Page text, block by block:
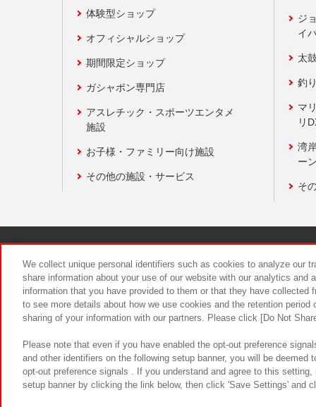
体験型ショップ
オフィシャルショップ
期間限定ショップ
ガシャポン専門店
アスレチック・スポーツエンタメ
施設
お子様・ファミリー向け施設
その他の施設・サービス
ジ
イ
太
釣
マ
リ
湾
ー
そ
食品のご
We collect unique personal identifiers such as cookies to analyze our
share information about your use of our website with our analytics and
information that you have provided to them or that they have
to see more details about how we use cookies and the retention
sharing of your information with our partners. Please click [Do Not
Please note that even if you have enabled the opt-out preference
and other identifiers on the following setup banner, you will be
opt-out preference signals . If you understand and agree to this
setup banner by clicking the link below, then click 'Save Settings' and